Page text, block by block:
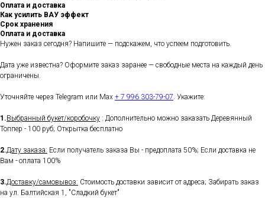
Оплата и доставка
Как усилить ВАУ эффект
Срок хранения
Оплата и доставка
Нужен заказ сегодня? Напишите — подскажем, что успеем подготовить.
Дата уже известна? Оформите заказ заранее — свободные места на каждый день
ограничены.
Уточняйте через Telegram или Max + 7 996 303-79-07. Укажите:
1.Выбранный букет/коробочку : Дополнительно можно заказать Деревянный
Топпер - 100 руб; Открытка бесплатно
2.Дату заказа: Если получатель заказа Вы - предоплата 50%; Если доставка не
Вам - оплата 100%
3.Доставку/самовывоз: Стоимость доставки зависит от адреса; Забирать заказ
на ул. Балтийская 1, "Сладкий букет"